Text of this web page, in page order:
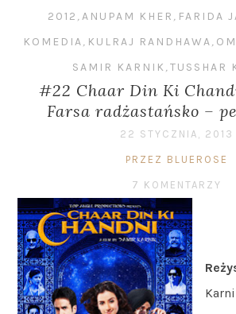
2012 ,ANUPAM KHER , FARIDA
KOMEDIA, KULRAJ RANDHAWA,
SAMIR KARNIK ,TUSSHAR
#22 Chaar Din Ki
Farsa radżastańsko –
22 STYCZNIA, 2013
PRZEZ BLUEROSE
7 KOMENTARZY